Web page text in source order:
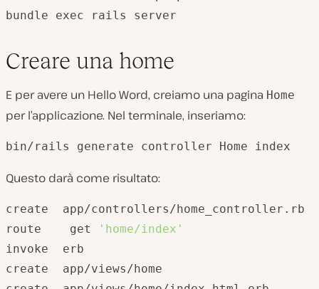
bundle exec rails server
Creare una home
E per avere un Hello Word, creiamo una pagina Home
per l’applicazione. Nel terminale, inseriamo:
bin/rails generate controller Home index
Questo darà come risultato:
create  app/controllers/home_controller.rb
route    get
'home/index'
invoke  erb
create  app/views/home